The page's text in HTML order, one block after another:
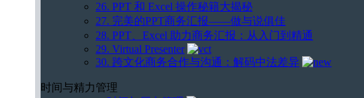
26. PPT 和 Excel 操作秘籍大揭秘
27. 完美的PPT商务汇报——做与说俱佳
28. PPT、Excel 助力商务汇报：从入门到精通
29. Virtual Presenter
30. 跨文化商务合作与沟通：解码中法差异
时间与精力管理